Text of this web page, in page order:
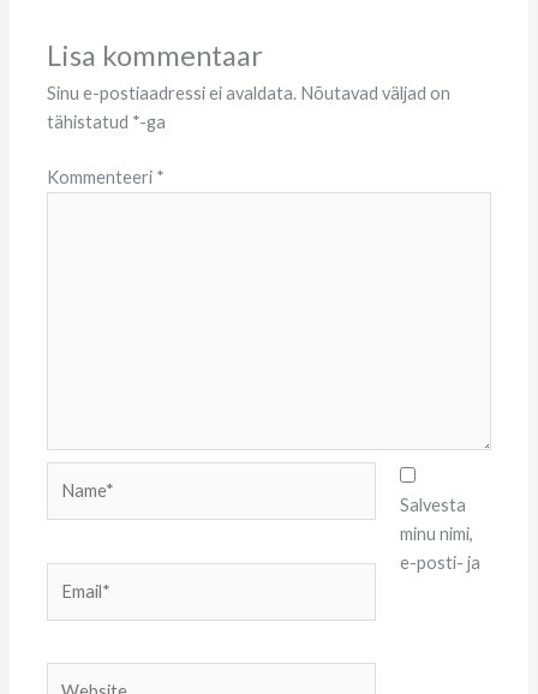
Lisa kommentaar
Sinu e-postiaadressi ei avaldata. Nõutavad väljad on
tähistatud *-ga
Kommenteeri *
Salvesta
minu nimi,
e-posti- ja